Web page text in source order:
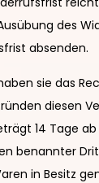
des
absenden.
sie das
diesen
14 Tage
benannter
in Besitz